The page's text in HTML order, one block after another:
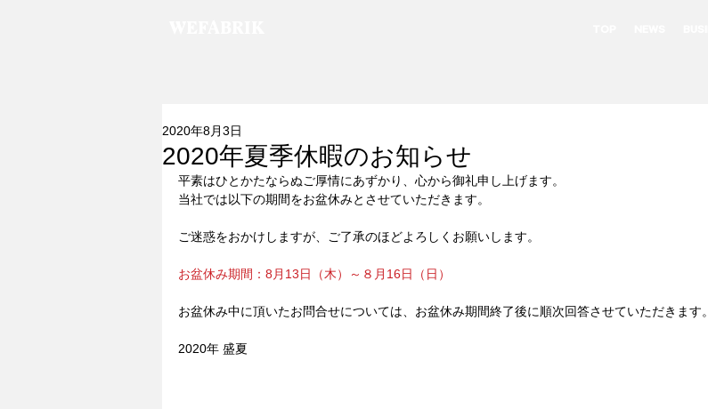
2020年夏季休暇のお知らせ
2020年8月3日
平素はひとかたならぬご厚情にあずかり、心から御礼申し上げます。
当社では以下の期間をお盆休みとさせていただきます。
ご迷惑をおかけしますが、ご了承のほどよろしくお願いします。
お盆休み期間：8月13日（木）～８月16日（日）
お盆休み中に頂いたお問合せについては、お盆休み期間終了後に順次回答させていただきます。
2020年 盛夏